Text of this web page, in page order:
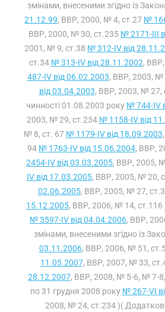
змінами, внесеними згідно із
21.12.99, ВВР, 2000, № 4, ст.27 №
ВВР, 2000, № 30, ст.235 № 2171-III
2001, № 9, ст.38 № 312-IV від
ст.34 № 313-IV від 28.11.2002,
487-IV від 06.02.2003, ВВР, 2003, №
від 03.04.2003, ВВР, 2003, № 27,
чинності 01.08.2003 року № 744-IV
2003, № 29, ст.234 № 1158-IV від
№ 8, ст. 67 № 1179-IV від 18.09.2003
94 № 1763-IV від 15.06.2004, ВВР,
2454-IV від 03.03.2005, ВВР, 2005,
IV від 17.03.2005, ВВР, 2005, № 20,
02.06.2005, ВВР, 2005, № 27,
15.12.2005, ВВР, 2006, № 14, ст.116
№ 3597-IV від 04.04.2006, ВВР,
змінами, внесеними згідно із
03.11.2006, ВВР, 2006, № 51,
11.05.2007, ВВР, 2007, № 33,
28.12.2007, ВВР, 2008, № 5-6, № 7-8,
по 31 грудня 2008 року № 267-VI
2008, № 24, ст.234 )(